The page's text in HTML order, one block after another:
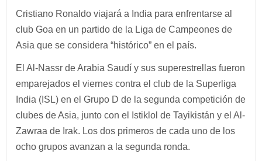
Cristiano Ronaldo viajará a India para enfrentarse al
club Goa en un partido de la Liga de Campeones de
Asia que se considera “histórico” en el país.
El Al-Nassr de Arabia Saudí y sus superestrellas fueron
emparejados el viernes contra el club de la Superliga
India (ISL) en el Grupo D de la segunda competición de
clubes de Asia, junto con el Istiklol de Tayikistán y el Al-
Zawraa de Irak. Los dos primeros de cada uno de los
ocho grupos avanzan a la segunda ronda.